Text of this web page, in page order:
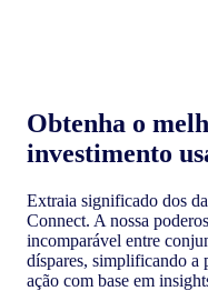
Obtenha o
investimento
Extraia significado dos
Connect. A nossa
incomparável entre
díspares, simplificando a
ação com base em